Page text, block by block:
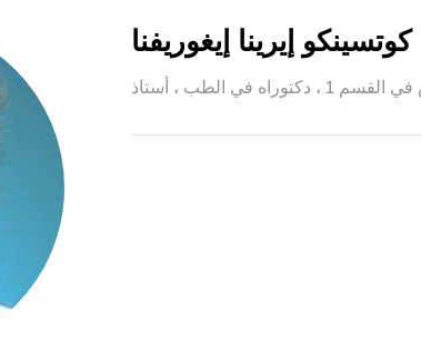
كوتسينكو إيرينا إيغوريفنا
الطب ، أستاذ